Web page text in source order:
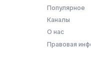
Популярное
Каналы
О нас
Правовая